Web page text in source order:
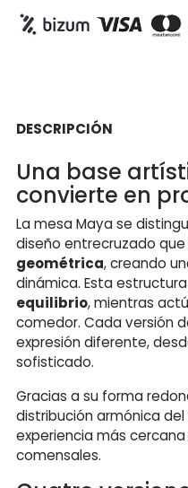
DESCRIPCIÓN
Una base
convierte en
La mesa Maya se
diseño entrecruzado que
geométrica, creando
dinámica. Esta
equilibrio, mientras
comedor. Cada versión
expresión diferente,
sofisticado.
Gracias a su forma
distribución armónica
experiencia más
comensales.